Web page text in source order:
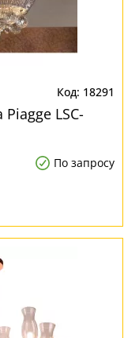
18291
LSC-
По запросу